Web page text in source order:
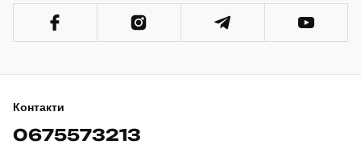
Контакти
0675573213